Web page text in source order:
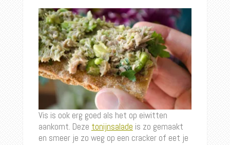
Vis is ook erg goed als het op eiwitten
aankomt. Deze tonijnsalade is zo gemaakt
en smeer je zo weg op een cracker of eet je